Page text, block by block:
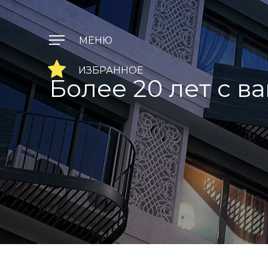
Более 20 лет с